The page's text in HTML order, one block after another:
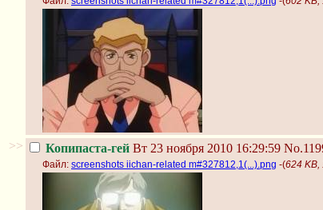
>> Копипаста-гей Вт 23 ноября 2010 16:29:59
Файл: screenshots iichan-related m#327812,1(...).png -(624 KB,